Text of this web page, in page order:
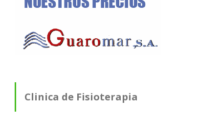
Clinica de Fisioterapia